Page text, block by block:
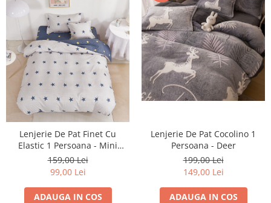
Lenjerie De Pat Finet Cu
Elastic 1 Persoana - Mini
Stelute
159,00 Lei
99,00 Lei
ADAUGA IN COS
Lenjerie De Pat Cocolino 1
Persoana - Deer
199,00 Lei
149,00 Lei
ADAUGA IN COS